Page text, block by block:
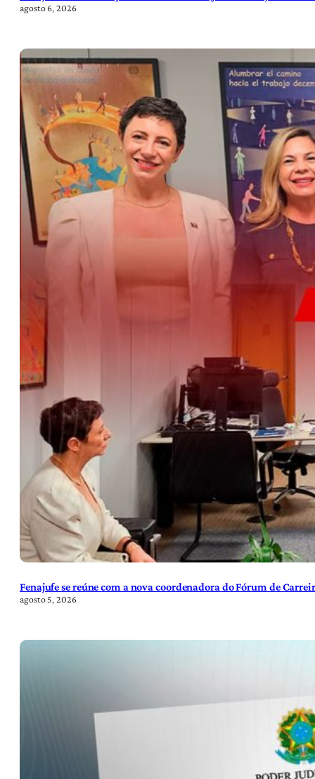
agosto 6, 2026
Fenajufe se reúne com a nova coordenadora do Fórum de
agosto 5, 2026